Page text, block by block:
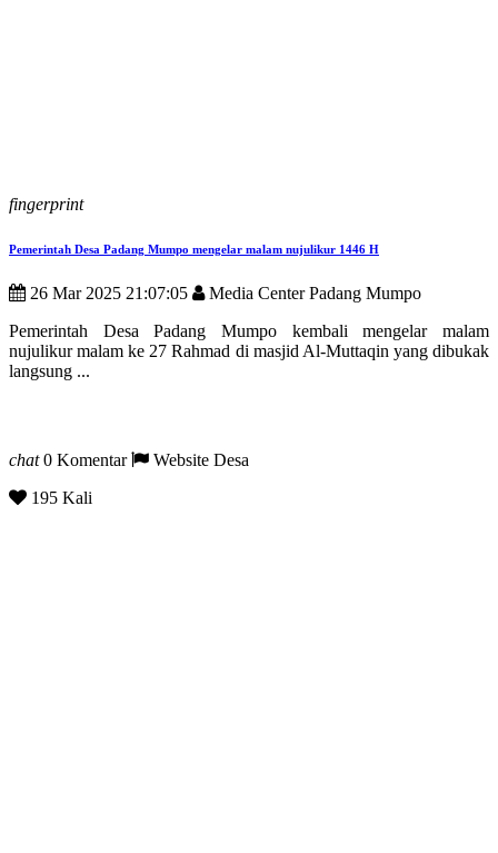
fingerprint
Pemerintah Desa Padang Mumpo mengelar malam nujulikur 1446 H
26 Mar 2025 21:07:05
Media Center Padang Mumpo
Pemerintah Desa Padang Mumpo kembali mengelar malam
nujulikur malam ke 27 Rahmad di masjid Al-Muttaqin yang dibukak
langsung ...
chat0 Komentar
Website Desa
195 Kali